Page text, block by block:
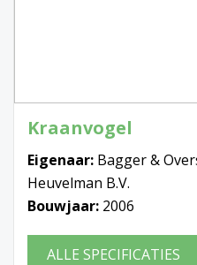
Kraanvogel
Eigenaar: Bagger &
Heuvelman B.V.
Bouwjaar: 2006
ALLE SPECIFICATIES